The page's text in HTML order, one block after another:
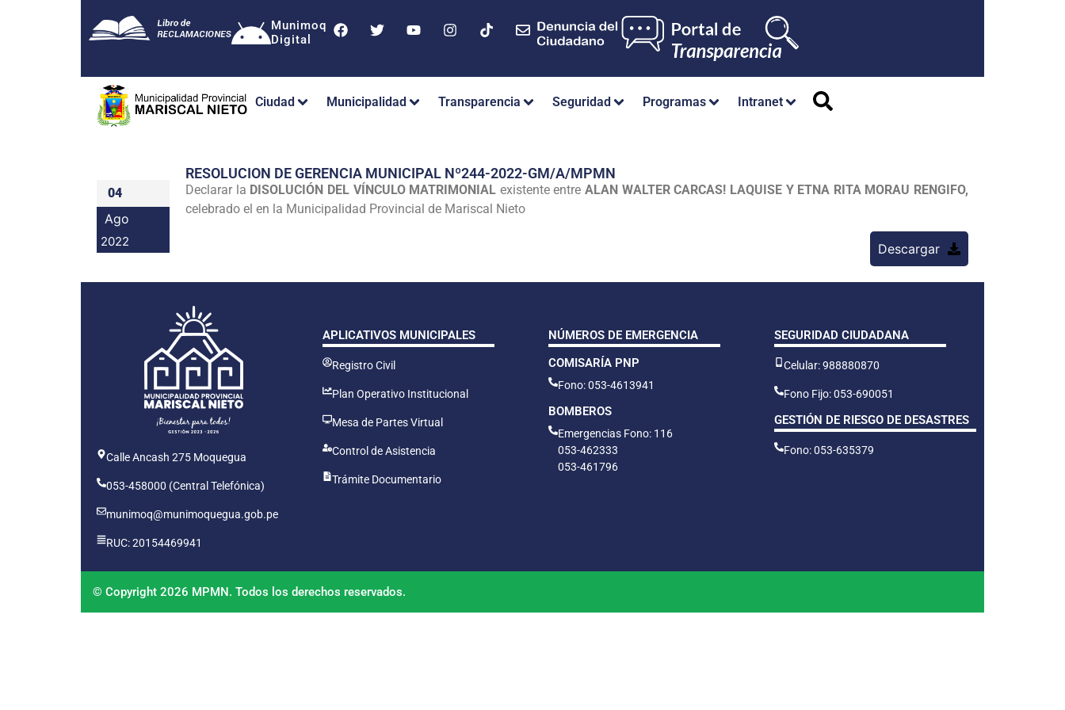
Munimoq
Digital
Ciudad Municipalidad Transparencia Seguridad Programas Intranet
04
Ago
2022
RESOLUCION DE GERENCIA MUNICIPAL Nº244-2022-GM/A/MPMN
Declarar la DISOLUCIÓN DEL VÍNCULO MATRIMONIAL existente entre ALAN WALTER CARCAS! LAQUISE Y ETNA RITA MORAU RENGIFO,
celebrado el en la Municipalidad Provincial de Mariscal Nieto
Descargar
Calle Ancash 275 Moquegua
053-458000 (Central Telefónica)
munimoq@munimoquegua.gob.pe
RUC: 20154469941
APLICATIVOS MUNICIPALES
Registro Civil
Plan Operativo Institucional
Mesa de Partes Virtual
Control de Asistencia
Trámite Documentario
NÚMEROS DE EMERGENCIA
COMISARÍA PNP
Fono: 053-4613941
BOMBEROS
Emergencias Fono: 116
053-462333
053-461796
SEGURIDAD CIUDADANA
Celular: 988880870
Fono Fijo: 053-690051
GESTIÓN DE RIESGO DE DESASTRES
Fono: 053-635379
© Copyright 2026 MPMN. Todos los derechos reservados.